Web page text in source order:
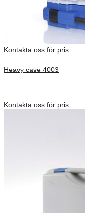
Kontakta oss för pris
Heavy case 4003
Kontakta oss för pris